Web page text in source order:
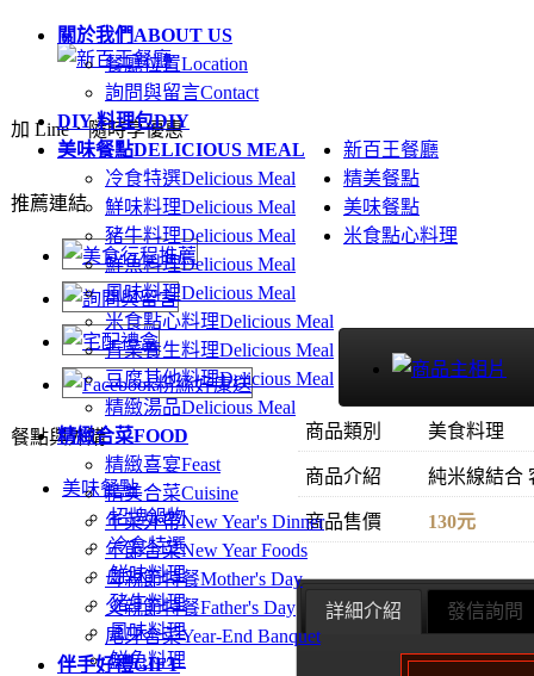
關於我們ABOUT US
餐廳位置Location
詢問與留言Contact
DIY 料理包DIY
美味餐點DELICIOUS MEAL
冷食特選Delicious Meal
鮮味料理Delicious Meal
豬牛料理Delicious Meal
鮮魚料理Delicious Meal
風味料理Delicious Meal
米食點心料理Delicious Meal
青菜養生料理Delicious Meal
豆腐其他料理Delicious Meal
精緻湯品Delicious Meal
精緻合菜FOOD
精緻喜宴Feast
精美合菜Cuisine
年菜外帶New Year's Dinner
年節合菜New Year Foods
母親節特餐Mother's Day
父親節特餐Father's Day
尾牙合菜Year-End Banquet
伴手好禮GIFT
加 Line．隨時享優惠
推薦連結
餐點與外購
美味餐點
招牌鍋物
冷食特選
鮮味料理
豬牛料理
風味料理
鮮魚料理
新百王餐廳
精美餐點
美味餐點
米食點心料理
商品類別 美食料理
商品介紹 純米線結合
商品售價 130元
詳細介紹 發信詢問